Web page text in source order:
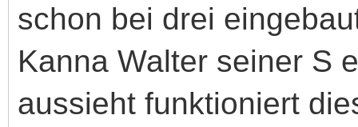
schon bei drei
Kanna Walter seiner S
aussieht funktioniert